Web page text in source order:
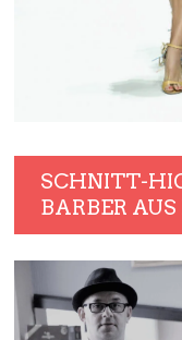
SCHNITT-
BARBER